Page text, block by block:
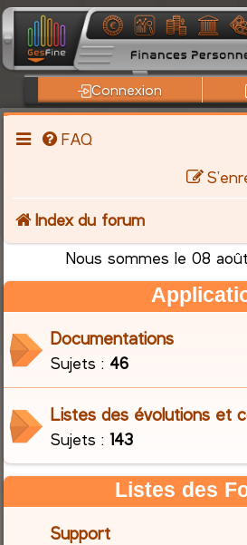
Connexion
FAQ
Index du forum
Nous sommes le 08
Documentations
Sujets : 46
Listes des évolutions et
Sujets :143
Listes des
Support